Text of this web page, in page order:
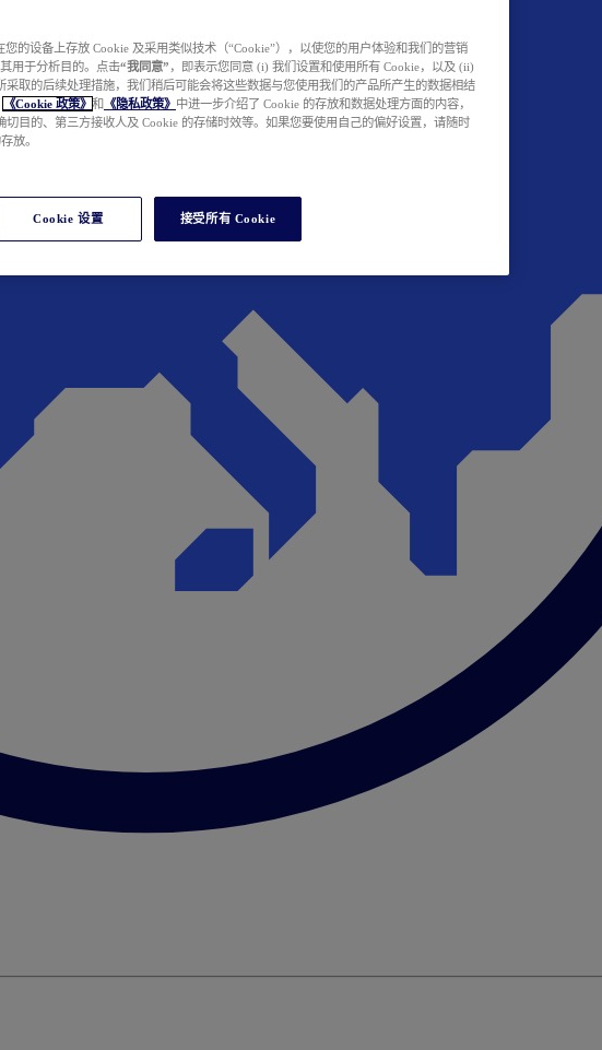
您的设备上存放 Cookie 及采用类似技术（“Cookie”），以使您的用户体验和我们的营销
用于分析目的。点击“我同意” ，即表示您同意 (i) 我们设置和使用所有 Cookie，以及 (ii)
采取的后续处理措施，我们稍后可能会将这些数据与您使用我们的产品所产生的数据相结
《Cookie 政策》 和 《隐私政策》 中进一步介绍了 Cookie 的存放和数据处理方面的内容，
切目的、第三方接收人及 Cookie 的存储时效等。如果您要使用自己的偏好设置，请随时
放。
Cookie 设置 接受所有 Cookie